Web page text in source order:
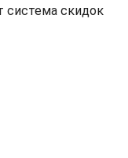
система скидок